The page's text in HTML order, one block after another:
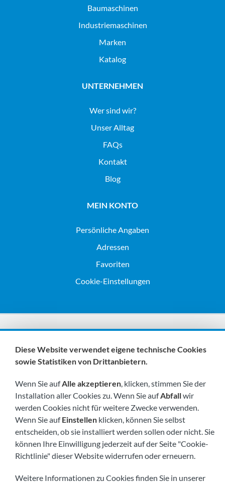
baumaschinen
industriemaschinen
Marken
Katalog
UNTERNEHMEN
Wer sind wir?
Unser Alltag
FAQs
Kontakt
Blog
MEIN KONTO
Persönliche Angaben
Adressen
Favoriten
Cookie-Einstellungen
Wir sind Mitglieder von:
Besuchen Sie uns bald unter:
Diese Website verwendet eigene technische Cookies
sowie Statistiken von Drittanbietern.
Wenn Sie aufAlle akzeptieren, klicken, stimmen Sie der
Installation aller Cookies zu. Wenn Sie aufAbfallwir
werden Cookies nicht für weitere Zwecke verwenden.
Wenn Sie aufEinstellen klicken, können Sie selbst
entscheiden, ob sie installiert werden sollen oder nicht. Sie
können Ihre Einwilligung jederzeit auf der Seite "Cookie-
Richtlinie" dieser Website widerrufen oder erneuern.
Weitere Informationen zu Cookies finden Sie in unserer